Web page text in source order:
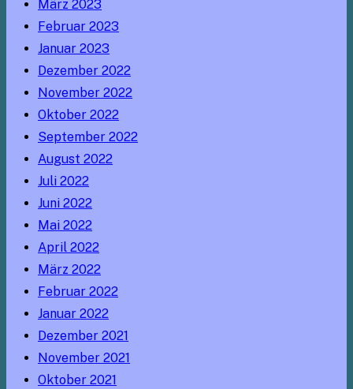
März 2023
Februar 2023
Januar 2023
Dezember 2022
November 2022
Oktober 2022
September 2022
August 2022
Juli 2022
Juni 2022
Mai 2022
April 2022
März 2022
Februar 2022
Januar 2022
Dezember 2021
November 2021
Oktober 2021